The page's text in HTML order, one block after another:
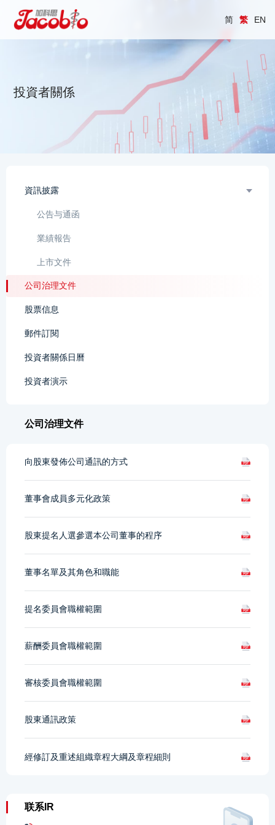
简 繁 EN
投資者關係
資訊披露
公告与通函
業績報告
上市文件
公司治理文件
股票信息
郵件訂閱
投資者關係日曆
投資者演示
公司治理文件
向股東發佈公司通訊的方式
董事會成員多元化政策
股東提名人選參選本公司董事的程序
董事名單及其角色和職能
提名委員會職權範圍
薪酬委員會職權範圍
審核委員會職權範圍
股東通訊政策
經修訂及重述組織章程大綱及章程細則
联系IR